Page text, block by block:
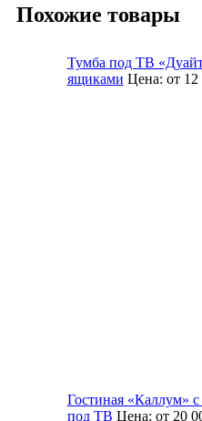
Похожие товары
Тумба под ТВ
ящиками Цена: от 12
Гостиная «Каллум»
под ТВ Цена: от 20